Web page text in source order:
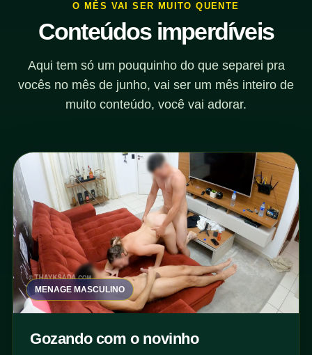
O MÊS VAI SER MUITO QUENTE
Conteúdos imperdíveis
Aqui tem só um pouquinho do que separei pra
vocês no mês de junho, vai ser um mês inteiro de
muito conteúdo, você vai adorar.
MENAGE MASCULINO
Gozando com o novinho